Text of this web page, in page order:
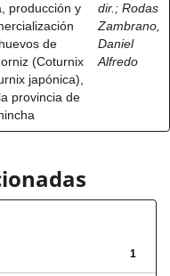
producción y
de
(Coturnix
japónica),
provincia de
dir. ; Rodas
Zambrano,
Daniel
Alfredo
1